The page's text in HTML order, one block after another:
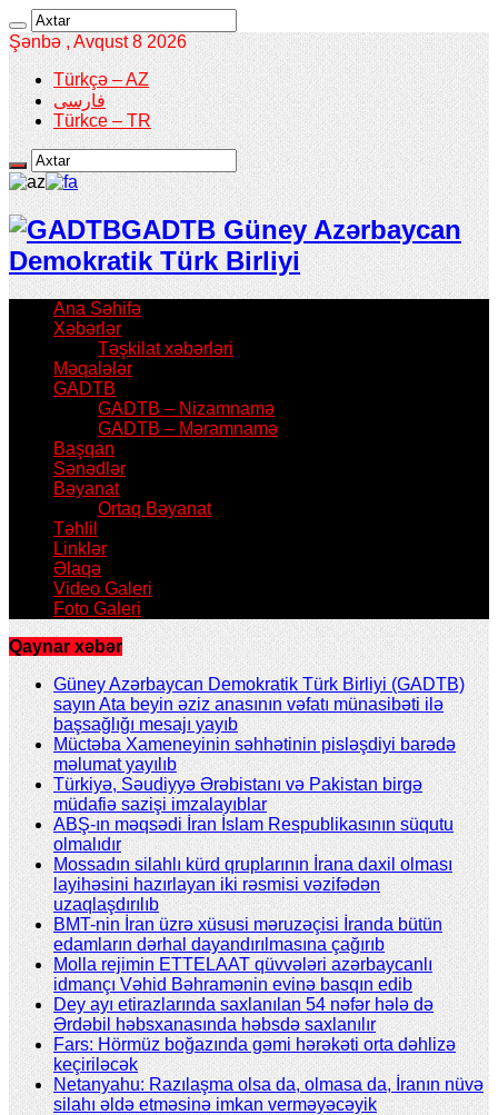
Şənbə , Avqust 8 2026
Türkçə – AZ
فارسی
Türkce – TR
GADTB Güney Azərbaycan
Demokratik Türk Birliyi
Ana Səhifə
Xəbərlər
Təşkilat xəbərləri
Məqalələr
GADTB
GADTB – Nizamnamə
GADTB – Məramnamə
Başqan
Sənədlər
Bəyanat
Ortaq Bəyanat
Təhlil
Linklər
Əlaqə
Video Galeri
Foto Galeri
Qaynar xəbər
Güney Azərbaycan Demokratik Türk Birliyi (GADTB)
sayın Ata beyin əziz anasının vəfatı münasibəti ilə
başsağlığı mesajı yayıb
Müctəba Xameneyinin səhhətinin pisləşdiyi barədə
məlumat yayılıb
Türkiyə, Səudiyyə Ərəbistanı və Pakistan birgə
müdafiə sazişi imzalayıblar
ABŞ-ın məqsədi İran İslam Respublikasının süqutu
olmalıdır
Mossadın silahlı kürd qruplarının İrana daxil olması
layihəsini hazırlayan iki rəsmisi vəzifədən
uzaqlaşdırılıb
BMT-nin İran üzrə xüsusi məruzəçisi İranda bütün
edamların dərhal dayandırılmasına çağırıb
Molla rejimin ETTELAAT qüvvələri azərbaycanlı
idmançı Vəhid Bəhramənin evinə basqın edib
Dey ayı etirazlarında saxlanılan 54 nəfər hələ də
Ərdəbil həbsxanasında həbsdə saxlanılır
Fars: Hörmüz boğazında gəmi hərəkəti orta dəhlizə
keçiriləcək
Netanyahu: Razılaşma olsa da, olmasa da, İranın nüvə
silahı əldə etməsinə imkan verməyəcəyik